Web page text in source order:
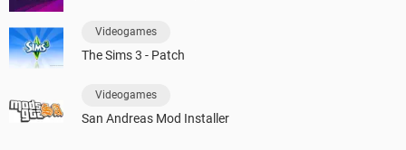
Videogames
The Sims 3 - Patch
Videogames
San Andreas Mod Installer